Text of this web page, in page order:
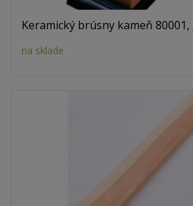
Keramický brúsny kameň
na sklade